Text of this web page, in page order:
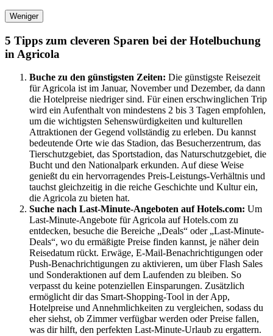
Weniger
5 Tipps zum cleveren Sparen bei der Hotelbuchung
in Agricola
Buche zu den günstigsten Zeiten: Die günstigste Reisezeit
für Agricola ist im Januar, November und Dezember, da dann
die Hotelpreise niedriger sind. Für einen erschwinglichen Trip
wird ein Aufenthalt von mindestens 2 bis 3 Tagen empfohlen,
um die wichtigsten Sehenswürdigkeiten und kulturellen
Attraktionen der Gegend vollständig zu erleben. Du kannst
bedeutende Orte wie das Stadion, das Besucherzentrum, das
Tierschutzgebiet, das Sportstadion, das Naturschutzgebiet, die
Bucht und den Nationalpark erkunden. Auf diese Weise
genießt du ein hervorragendes Preis-Leistungs-Verhältnis und
tauchst gleichzeitig in die reiche Geschichte und Kultur ein,
die Agricola zu bieten hat.
Suche nach Last-Minute-Angeboten auf Hotels.com: Um
Last-Minute-Angebote für Agricola auf Hotels.com zu
entdecken, besuche die Bereiche „Deals“ oder „Last-Minute-
Deals“, wo du ermäßigte Preise finden kannst, je näher dein
Reisedatum rückt. Erwäge, E-Mail-Benachrichtigungen oder
Push-Benachrichtigungen zu aktivieren, um über Flash Sales
und Sonderaktionen auf dem Laufenden zu bleiben. So
verpasst du keine potenziellen Einsparungen. Zusätzlich
ermöglicht dir das Smart-Shopping-Tool in der App,
Hotelpreise und Annehmlichkeiten zu vergleichen, sodass du
eher siehst, ob Zimmer verfügbar werden oder Preise fallen,
was dir hilft, den perfekten Last-Minute-Urlaub zu ergattern.